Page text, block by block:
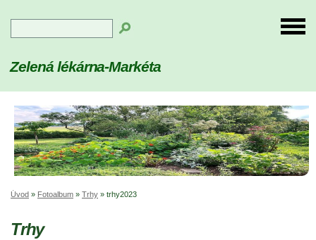
Zelená lékárna-Markéta
Úvod » Fotoalbum » Trhy » trhy2023
Trhy